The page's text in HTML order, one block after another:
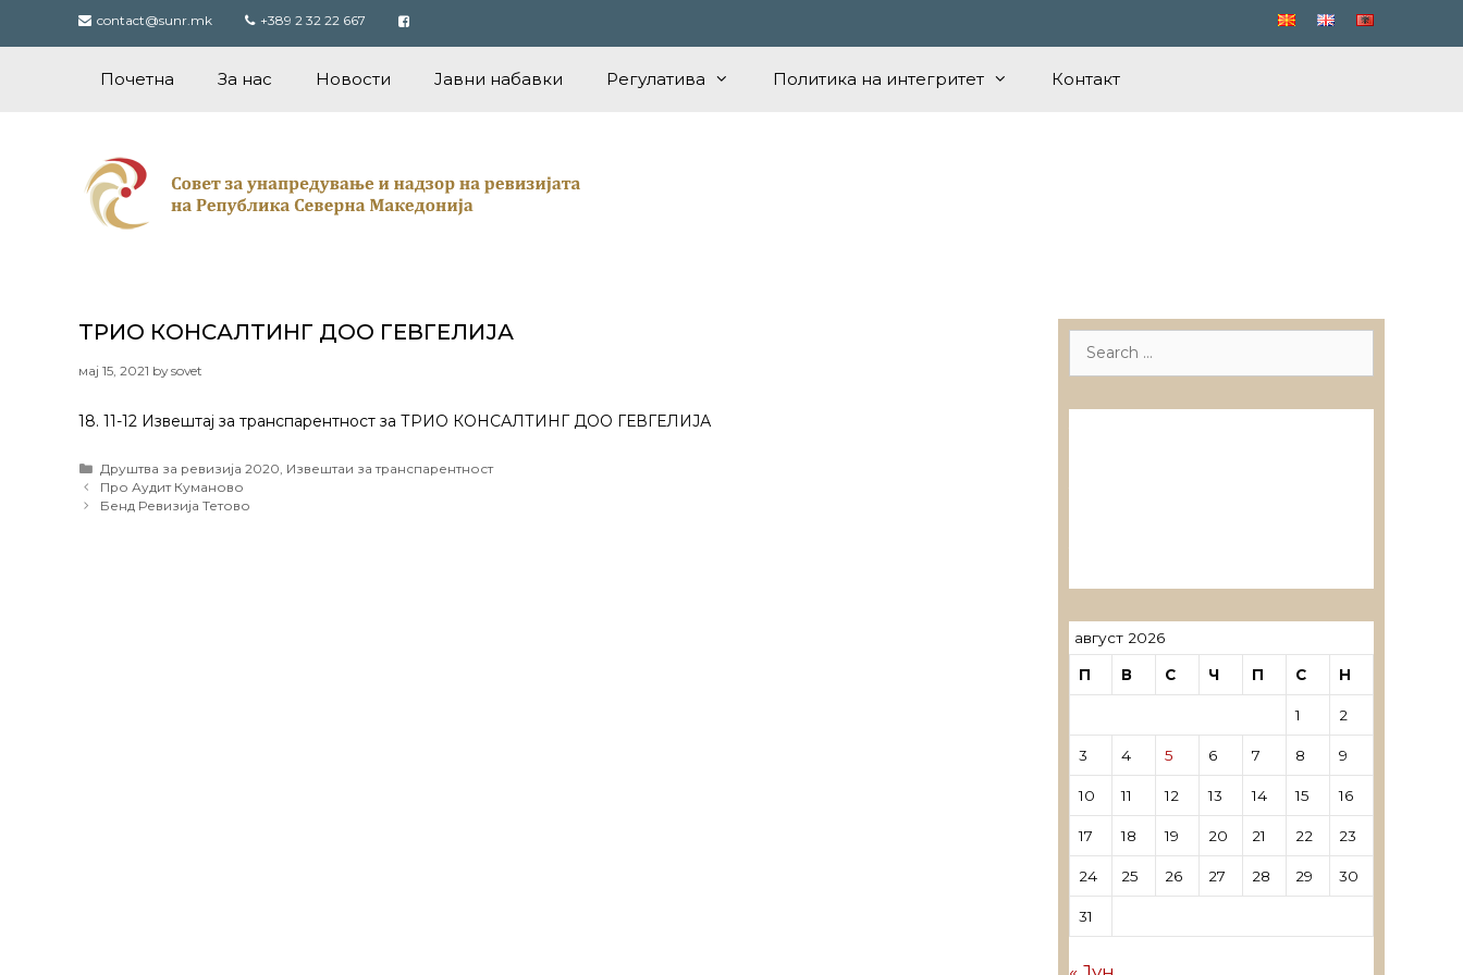
contact@sunr.mk +389 2 32 22 667
Почетна За нас Новости Јавни набавки Регулатива Политика на интегритет Контакт
ТРИО КОНСАЛТИНГ ДОО ГЕВГЕЛИЈА
мај 15, 2021 bysovet
18. 11-12 Извештај за транспарентност за ТРИО КОНСАЛТИНГ ДОО ГЕВГЕЛИЈА
Categories
Друштва за ревизија 2020 Извештаи за транспарентност
Post
navigation
Про Аудит Куманово
Бенд Ревизија Тетово
Search
август 2026
П В С Ч П С Н
1 2
3 4 5 6 7 8 9
10 11 12 13 14 15 16
17 18 19 20 21 22 23
24 25 26 27 28 29 30
31